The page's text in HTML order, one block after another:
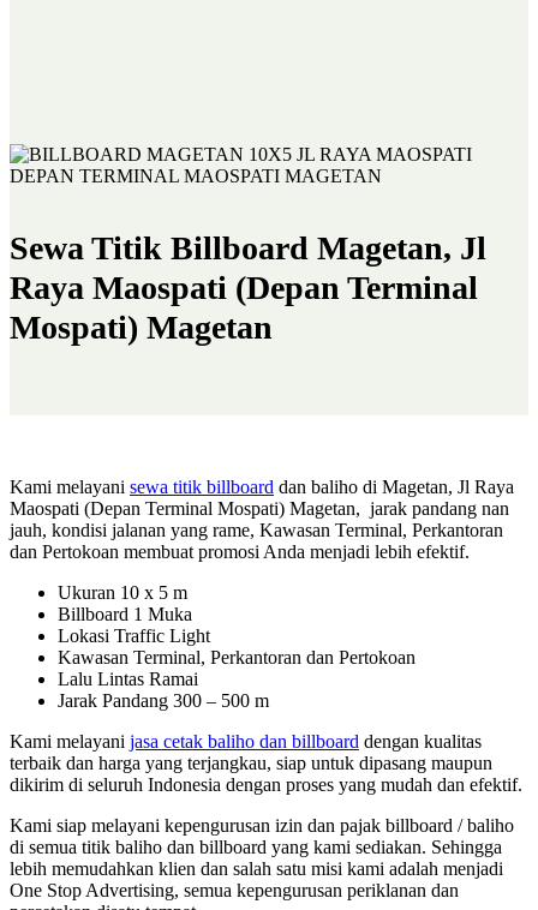
Sewa Titik Billboard Magetan, Jl
Raya Maospati (Depan Terminal
Mospati) Magetan
Kami melayani sewa titik billboard dan baliho di Magetan, Jl Raya
Maospati (Depan Terminal Mospati) Magetan, jarak pandang nan
jauh, kondisi jalanan yang rame, Kawasan Terminal, Perkantoran
dan Pertokoan membuat promosi Anda menjadi lebih efektif.
Ukuran 10 x 5 m
Billboard 1 Muka
Lokasi Traffic Light
Kawasan Terminal, Perkantoran dan Pertokoan
Lalu Lintas Ramai
Jarak Pandang 300 – 500 m
Kami melayani jasa cetak baliho dan billboard dengan kualitas
terbaik dan harga yang terjangkau, siap untuk dipasang maupun
dikirim di seluruh Indonesia dengan proses yang mudah dan efektif.
Kami siap melayani kepengurusan izin dan pajak billboard / baliho
di semua titik baliho dan billboard yang kami sediakan. Sehingga
lebih memudahkan klien dan salah satu misi kami adalah menjadi
One Stop Advertising, semua kepengurusan periklanan dan